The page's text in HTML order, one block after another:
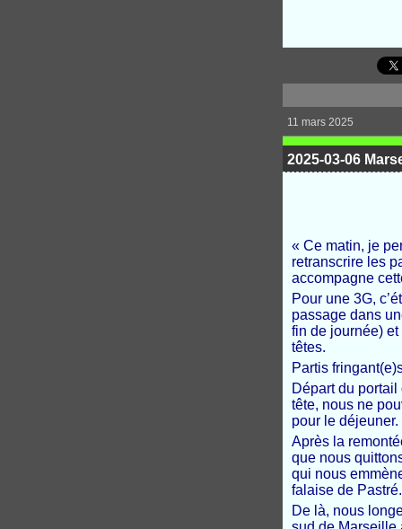
11 mars 2025
2025-03-06
« Ce matin, je
retranscrire les
accompagne
Pour une 3G,
passage dans
fin de journée)
têtes.
Partis
Départ du portail
tête, nous ne
pour le déjeuner.
Après la
que nous
qui nous
falaise de Pastré.
De là, nous